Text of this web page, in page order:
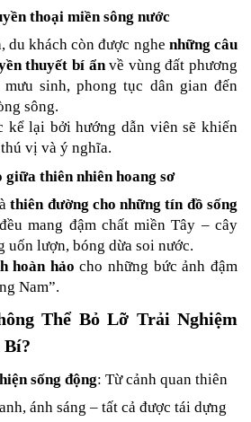
thoại miền sông nước
du khách còn được nghe những câu
thuyết bí ẩn về vùng đất phương
sinh, phong tục dân gian đến
sông.
kể lại bởi hướng dẫn viên sẽ khiến
vị và ý nghĩa.
giữa thiên nhiên hoang sơ
thiên đường cho những tín đồ sống
mang đậm chất miền Tây – cây
uốn lượn, bóng dừa soi nước.
hoàn hảo cho những bức ảnh đậm
Nam”.
Thể Bỏ Lỡ Trải Nghiệm
Bí?
sống động: Từ cảnh quan thiên
ánh sáng – tất cả được tái dựng